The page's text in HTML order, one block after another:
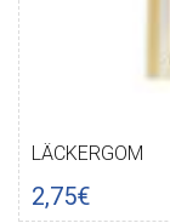
LÄCKERGOM
2,75€